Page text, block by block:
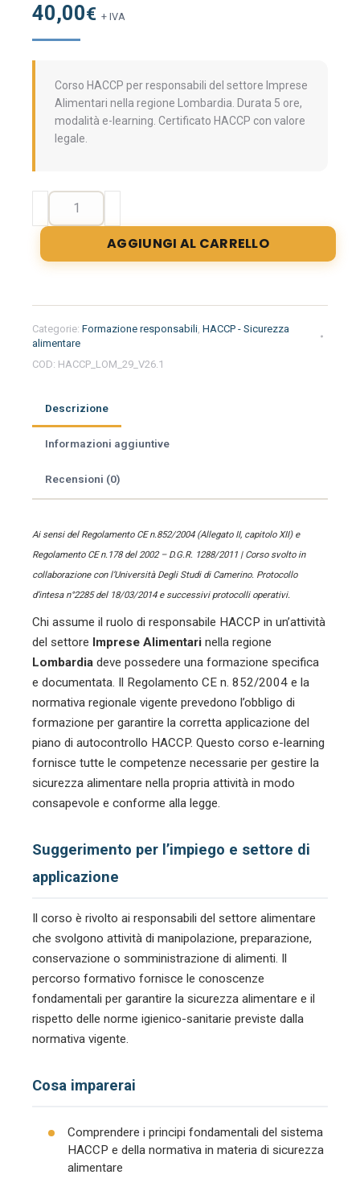
40,00€ + IVA
Corso HACCP per responsabili del settore Imprese
Alimentari nella regione Lombardia. Durata 5 ore,
modalità e-learning. Certificato HACCP con valore
legale.
Formazione
per
responsabili
alimentare
nella
regione
Lombardia
Alimentari
quantità
AGGIUNGI AL CARRELLO
Categorie: Formazione responsabili, HACCP - Sicurezza
alimentare
COD: HACCP_LOM_29_V26.1
Descrizione
Informazioni aggiuntive
Recensioni (0)
Ai sensi del Regolamento CE n.852/2004 (Allegato II, capitolo XII) e
Regolamento CE n.178 del 2002 – D.G.R. 1288/2011 | Corso svolto in
collaborazione con l’Università Degli Studi di Camerino. Protocollo
d’intesa n°2285 del 18/03/2014 e successivi protocolli operativi.
Chi assume il ruolo di responsabile HACCP in un’attività
del settore Imprese Alimentari nella regione
Lombardia deve possedere una formazione specifica
e documentata. Il Regolamento CE n. 852/2004 e la
normativa regionale vigente prevedono l’obbligo di
formazione per garantire la corretta applicazione del
piano di autocontrollo HACCP. Questo corso e-learning
fornisce tutte le competenze necessarie per gestire la
sicurezza alimentare nella propria attività in modo
consapevole e conforme alla legge.
Suggerimento per l’impiego e settore di
applicazione
Il corso è rivolto ai responsabili del settore alimentare
che svolgono attività di manipolazione, preparazione,
conservazione o somministrazione di alimenti. Il
percorso formativo fornisce le conoscenze
fondamentali per garantire la sicurezza alimentare e il
rispetto delle norme igienico-sanitarie previste dalla
normativa vigente.
Cosa imparerai
Comprendere i principi fondamentali del sistema
HACCP e della normativa in materia di sicurezza
alimentare